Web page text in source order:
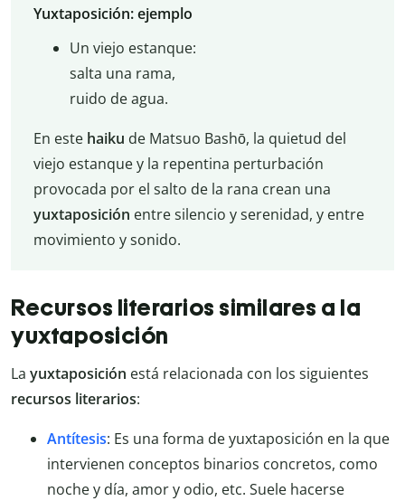
Yuxtaposición: ejemplo
Un viejo estanque:
salta una rama,
ruido de agua.
En este haiku de Matsuo Bashō, la quietud del
viejo estanque y la repentina perturbación
provocada por el salto de la rana crean una
yuxtaposición entre silencio y serenidad, y entre
movimiento y sonido.
Recursos literarios similares a la
yuxtaposición
La yuxtaposición está relacionada con los siguientes
recursos literarios:
Antítesis: Es una forma de yuxtaposición en la que
intervienen conceptos binarios concretos, como
noche y día, amor y odio, etc. Suele hacerse